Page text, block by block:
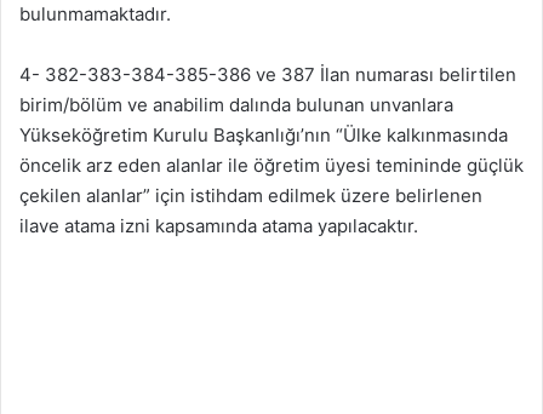
bulunmamaktadır.
4- 382-383-384-385-386 ve 387 İlan numarası belirtilen
birim/bölüm ve anabilim dalında bulunan unvanlara
Yükseköğretim Kurulu Başkanlığı’nın “Ülke kalkınmasında
öncelik arz eden alanlar ile öğretim üyesi temininde güçlük
çekilen alanlar” için istihdam edilmek üzere belirlenen
ilave atama izni kapsamında atama yapılacaktır.